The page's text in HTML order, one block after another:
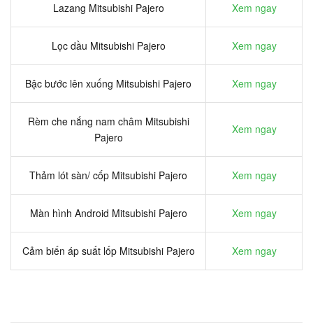
Lazang Mitsubishi Pajero Xem ngay
Lọc dầu Mitsubishi Pajero Xem ngay
Bậc bước lên xuống Mitsubishi Pajero Xem ngay
Rèm che nắng nam châm Mitsubishi
Pajero
Xem ngay
Thảm lót sàn/ cốp Mitsubishi Pajero Xem ngay
Màn hình Android Mitsubishi Pajero Xem ngay
Cảm biến áp suất lốp Mitsubishi Pajero Xem ngay